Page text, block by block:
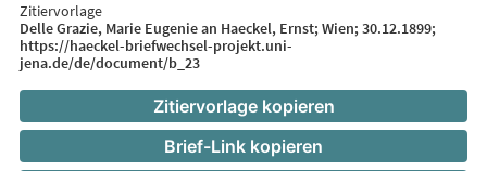
Zitiervorlage
Delle Grazie, Marie Eugenie an Haeckel, Ernst; Wien; 30.12.1899;
https://haeckel-briefwechsel-projekt.uni-
jena.de/de/document/b_23
Zitiervorlage kopieren
Brief-Link kopieren